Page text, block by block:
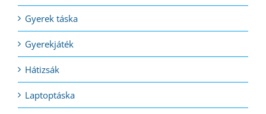
Gyerek táska
Gyerekjáték
Hátizsák
Laptoptáska